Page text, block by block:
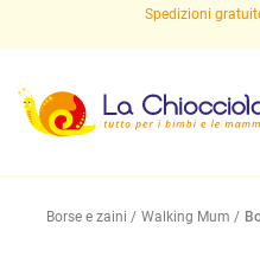
Spedizioni
Borse e zaini Walking Mum